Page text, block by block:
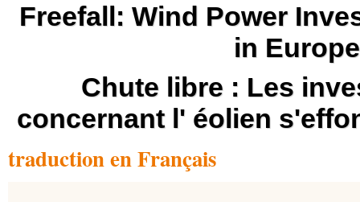
Freefall: Wind Power
in Europe
Chute libre : Les
concernant l' éolien
traduction en Français